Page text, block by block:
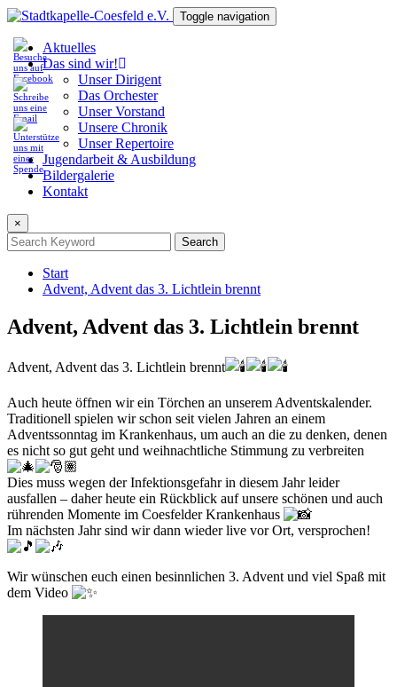
Toggle navigation
Aktuelles
Das sind wir!
Unser Dirigent
Das Orchester
Unser Vorstand
Unsere Chronik
Unser Repertoire
Jugendarbeit & Ausbildung
Bildergalerie
Kontakt
×
Search
Start
Advent, Advent das 3. Lichtlein brennt
Advent, Advent das 3. Lichtlein brennt
Advent, Advent das 3. Lichtlein brennt
Auch heute öffnen wir ein Törchen an unserem Adventskalender.
Traditionell spielen wir schon seit vielen Jahren an einem
Adventssonntag im Krankenhaus, um auch an die zu denken, denen
es nicht so gut geht und weihnachtliche Stimmung zu verbreiten
Dies muss wegen der Infektionsgefahr in diesem Jahr leider
ausfallen – daher heute ein Rückblick auf unsere schönen und auch
rührenden Momente im Coesfelder Krankenhaus
Im nächsten Jahr sind wir dann wieder live vor Ort, versprochen!
Wir wünschen euch einen besinnlichen 3. Advent und viel Spaß mit
dem Video